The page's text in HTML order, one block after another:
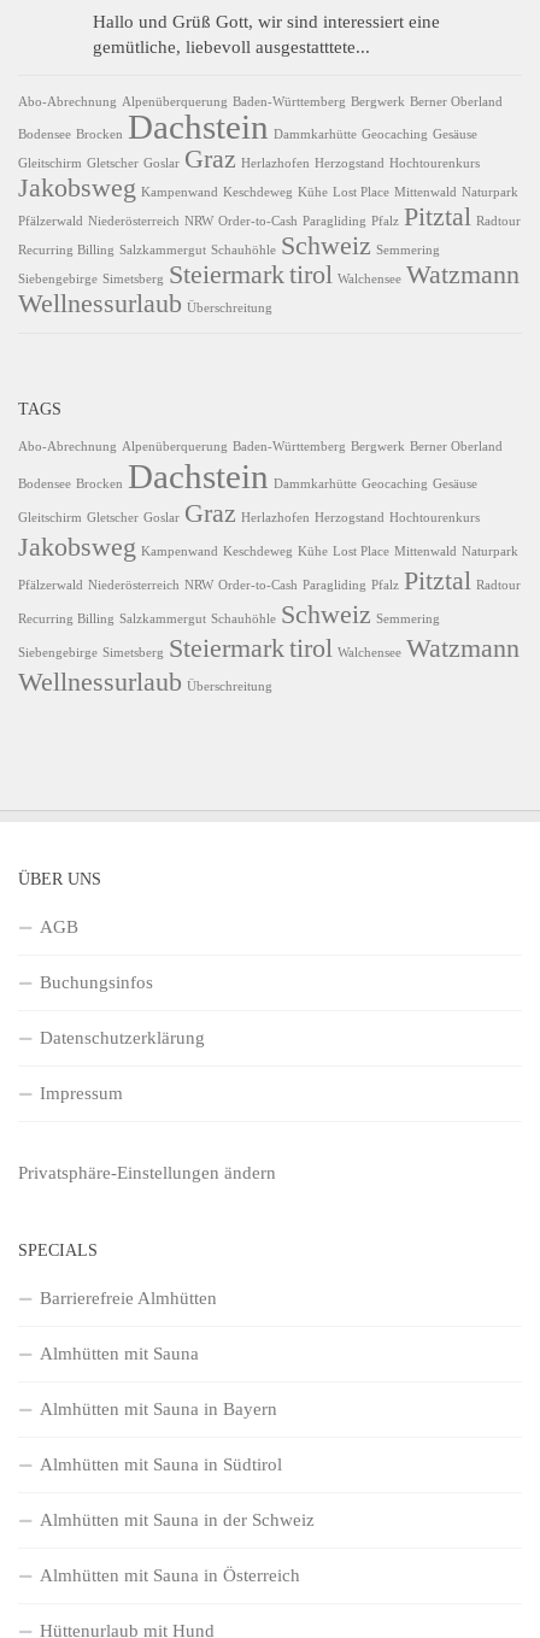
Hallo und Grüß Gott, wir sind interessiert eine
gemütliche, liebevoll ausgestatttete...
Abo-Abrechnung Alpenüberquerung Baden-Württemberg Bergwerk Berner Oberland
Bodensee Brocken Dachstein Dammkarhütte Geocaching Gesäuse
Gleitschirm Gletscher Goslar Graz Herlazhofen Herzogstand Hochtourenkurs
Jakobsweg Kampenwand Keschdeweg Kühe Lost Place Mittenwald Naturpark
Pfälzerwald Niederösterreich NRW Order-to-Cash Paragliding Pfalz Pitztal Radtour
Recurring Billing Salzkammergut Schauhöhle Schweiz Semmering
Siebengebirge Simetsberg Steiermarktirol Walchensee Watzmann
Wellnessurlaub Überschreitung
TAGS
Abo-Abrechnung Alpenüberquerung Baden-Württemberg Bergwerk Berner Oberland
Bodensee Brocken Dachstein Dammkarhütte Geocaching Gesäuse
Gleitschirm Gletscher Goslar Graz Herlazhofen Herzogstand Hochtourenkurs
Jakobsweg Kampenwand Keschdeweg Kühe Lost Place Mittenwald Naturpark
Pfälzerwald Niederösterreich NRW Order-to-Cash Paragliding Pfalz Pitztal Radtour
Recurring Billing Salzkammergut Schauhöhle Schweiz Semmering
Siebengebirge Simetsberg Steiermarktirol Walchensee Watzmann
Wellnessurlaub Überschreitung
ÜBER UNS
AGB
Buchungsinfos
Datenschutzerklärung
Impressum
Privatsphäre-Einstellungen ändern
SPECIALS
Barrierefreie Almhütten
Almhütten mit Sauna
Almhütten mit Sauna in Bayern
Almhütten mit Sauna in Südtirol
Almhütten mit Sauna in der Schweiz
Almhütten mit Sauna in Österreich
Hüttenurlaub mit Hund